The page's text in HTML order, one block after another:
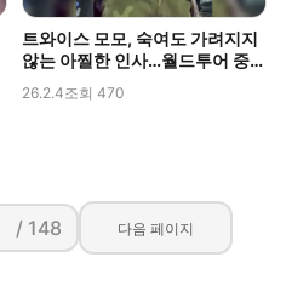
트와이스 모모, 숙여도 가려지지
않는 아찔한 인사…월드투어 중
26.2.4조회 470
/ 148 다음 페이지